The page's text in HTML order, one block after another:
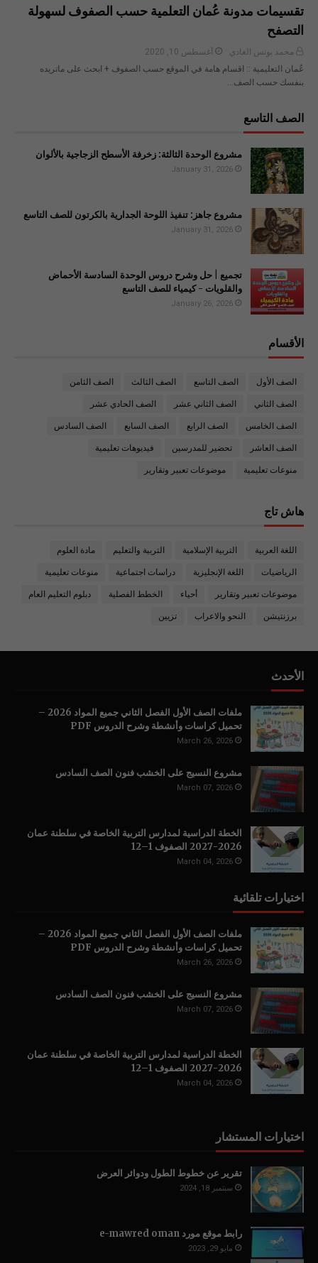
تقسيمات مدونة عُمان التعلمية حسب الصفوف لسهولة
التصفح
محمد يونس الغادي
أغسطس 10, 2020
عُمان التعليمية :: اقسام هامة في الموقع حسب الصفوف + ابحث على ماتريده
بنفسك حسب الصف…
الصف التاسع
مشروع الوحدة الثالثة: زخرفة الأسطح الزجاجية بالألوان
January 31, 2026
مشروع جاهز: تنفيذ اللوحة الجدارية بالكرتون للصف التاسع
January 31, 2026
تجميع | حل وشرح دروس الوحدة السادسة الأحماض
والقلويات - كيمياء للصف التاسع
January 26, 2026
الأقسام
الصف الأول الصف التاسع الصف الثالث الصف الثامن
الصف الثاني الصف الثاني عشر الصف الحادي عشر
الصف الخامس الصف الرابع الصف السابع الصف السادس
الصف العاشر تحضير للمدرسين فيديوهات تعليمية
منوعات تعليمية موضوعات تعبير وتقارير
هاش تاج
اللغة العربية التربية الإسلامية التربية والتعليم مادة العلوم
الرياضيات اللغة الإنجليزية دراسات اجتماعية منوعات تعليمية
موضوعات تعبير وتقارير أحياء الخطط الفصلية دبلوم التعليم العام
برزنتيشن النحو والاعراب تزيين
الأحدث
ملفات الصف الأول الفصل الثاني جميع المواد 2026 –
تحميل كراسات وأنشطة وشرح الدروس PDF
March 26, 2026
مشروع النسيج على الخشب فنون الصف السادس
March 07, 2026
الخطة الدراسية لمدارس التربية الخاصة في سلطنة عمان
2026-2027 الصفوف 1–12
March 04, 2026
اختيارات تلقائية
ملفات الصف الأول الفصل الثاني جميع المواد 2026 –
تحميل كراسات وأنشطة وشرح الدروس PDF
March 26, 2026
مشروع النسيج على الخشب فنون الصف السادس
March 07, 2026
الخطة الدراسية لمدارس التربية الخاصة في سلطنة عمان
2026-2027 الصفوف 1–12
March 04, 2026
اختيارات المستشار
تقرير عن خطوط الطول ودوائر العرض
سبتمبر 18, 2024
رابط موقع مورد e-mawred oman
مايو 29, 2023